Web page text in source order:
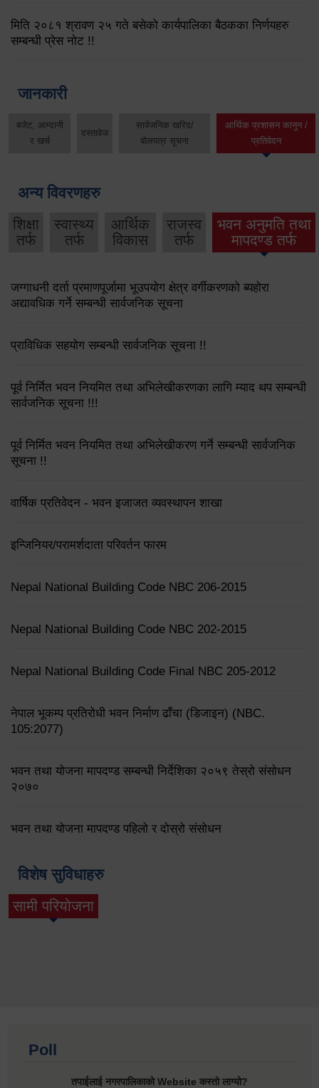
मिति २०८१ श्रावण २५ गते बसेको कार्यपालिका बैठकका निर्णयहरु
सम्बन्धी प्रेस नोट !!
जानकारी
बजेट, आम्दानी
र खर्च
दस्तावेज
सार्वजनिक खरिद/
बोलपत्र सूचना
आर्थिक प्रशासन कानुन /
प्रतिवेदन
अन्य विवरणहरु
शिक्षा
तर्फ
स्वास्थ्य
तर्फ
आर्थिक
विकास
राजस्व
तर्फ
भवन अनुमति तथा
मापदण्ड तर्फ
जग्गाधनी दर्ता प्रमाणपूर्जामा भूउपयोग क्षेत्र वर्गीकरणको ब्यहोरा
अद्यावधिक गर्ने सम्बन्धी सार्वजनिक सूचना
प्राविधिक सहयोग सम्बन्धी सार्वजनिक सूचना !!
पूर्व निर्मित भवन नियमित तथा अभिलेखीकरणका लागि म्याद थप सम्बन्धी
सार्वजनिक सूचना !!!
पूर्व निर्मित भवन नियमित तथा अभिलेखीकरण गर्ने सम्बन्धी सार्वजनिक
सूचना !!
वार्षिक प्रतिवेदन - भवन इजाजत व्यवस्थापन शाखा
इन्जिनियर/परामर्शदाता परिवर्तन फारम
Nepal National Building Code NBC 206-2015
Nepal National Building Code NBC 202-2015
Nepal National Building Code Final NBC 205-2012
नेपाल भूकम्प प्रतिरोधी भवन निर्माण ढाँचा (डिजाइन) (NBC.
105:2077)
भवन तथा योजना मापदण्ड सम्बन्धी निर्देशिका २०५९ तेस्रो संसोधन
२०७०
भवन तथा योजना मापदण्ड पहिलो र दोस्रो संसोधन
विशेष सुविधाहरु
सामी परियोजना
(active tab)
Poll
तपाईलाई नगरपालिकाको Website कस्तो लाग्यो?